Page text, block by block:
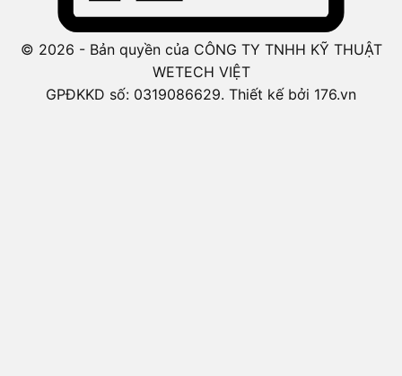
© 2026 - Bản quyền của CÔNG TY TNHH KỸ THUẬT
WETECH VIỆT
GPĐKKD số: 0319086629. Thiết kế bởi 176.vn